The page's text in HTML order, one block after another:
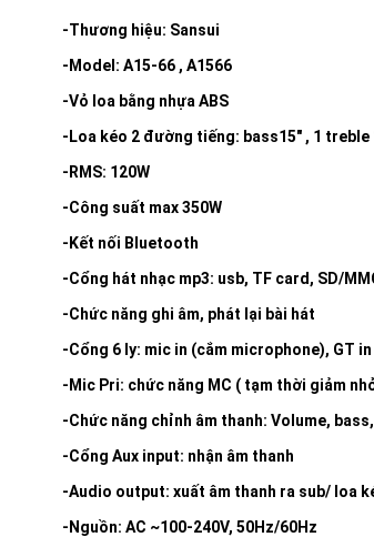
-Thương hiệu: Sansui
-Model: A15-66 , A1566
-Vỏ loa bằng nhựa ABS
-Loa kéo 2 đường tiếng: bass15″ , 1 treble
-RMS: 120W
-Công suất max 350W
-Kết nối Bluetooth
-Cổng hát nhạc mp3: usb, TF card, SD/
-Chức năng ghi âm, phát lại bài hát
-Cổng 6 ly: mic in (cắm microphone), GT
-Mic Pri: chức năng MC ( tạm thời giảm
-Chức năng chỉnh âm thanh: Volume,
-Cổng Aux input: nhận âm thanh
-Audio output: xuất âm thanh ra sub/ loa
-Nguồn: AC ~100-240V, 50Hz/60Hz